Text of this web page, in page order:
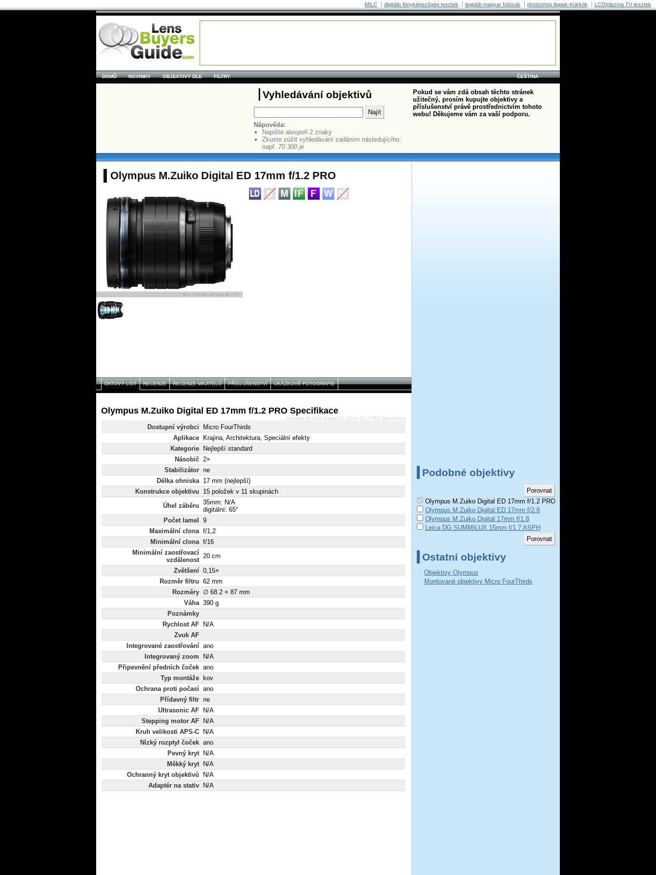
MILC digitális fényképezõgép tesztek legjobb magyar fotósok photoshop tippek-trükkök LCD/plazma TV tesztek
ČEŠTINA
DOMŮ NOVINKY OBJEKTIVY DLE FILTRY
Vyhledávání objektivů
Nápověda:
Napište alespoň 2 znaky
Zkuste zúžit vyhledávání zadáním následujícího:
např. 70 300 je
Pokud se vám zdá obsah těchto stránek
užitečný, prosím kupujte objektivy a
příslušenství právě prostřednictvím tohoto
webu! Děkujeme vám za vaší podporu.
Olympus M.Zuiko Digital ED 17mm f/1.2 PRO
DATOVÝ LIST RECENZE RECENZE MAJITELŮ PŘÍSLUŠENSTVÍ UKÁZKOVÉ FOTOGRAFIE
Olympus M.Zuiko Digital ED 17mm f/1.2 PRO Specifikace
Dostupní výrobci
Micro FourThirds
Aplikace
Krajina, Architektura, Speciální efekty
Kategorie
Nejlepší standard
Násobič 2×
Stabilizátor ne
Délka ohniska 17 mm (nejlepší)
Konstrukce objektivu
15 položek v 11 skupinách
Úhel záběru 35mm: N/A
digitální: 65°
Počet lamel
9
Maximální clona f/1,2
Minimální clona f/16
Minimální zaostřovací
vzdálenost
20 cm
Zvětšení 0,15×
Rozměr filtru 62 mm
Rozměry ∅ 68.2 × 87 mm
Váha 390 g
Poznámky
Rychlost AF
N/A
Zvuk AF
Integrované zaostřování ano
Integrovaný zoom
N/A
Připevnění předních čoček ano
Typ montáže
kov
Ochrana proti počasí ano
Přídavný filtr ne
Ultrasonic AF
N/A
Stepping motor AF
N/A
Kruh velikosti APS-C
N/A
Nízký rozptyl čoček ano
Pevný kryt
N/A
Měkký kryt
N/A
Ochranný kryt objektivů
N/A
Adaptér na stativ
N/A
Olympus M.Zuiko Digital ED 17mm f/1.2 PRO Specifikace
Podobné objektivy
Olympus M.Zuiko Digital ED 17mm f/1.2 PRO
Olympus M.Zuiko Digital ED 17mm f/2.8
Olympus M.Zuiko Digital 17mm f/1.8
Leica DG SUMMILUX 15mm f/1.7 ASPH
Ostatní objektivy
Objektivy Olympus
Montované objektivy Micro FourThirds